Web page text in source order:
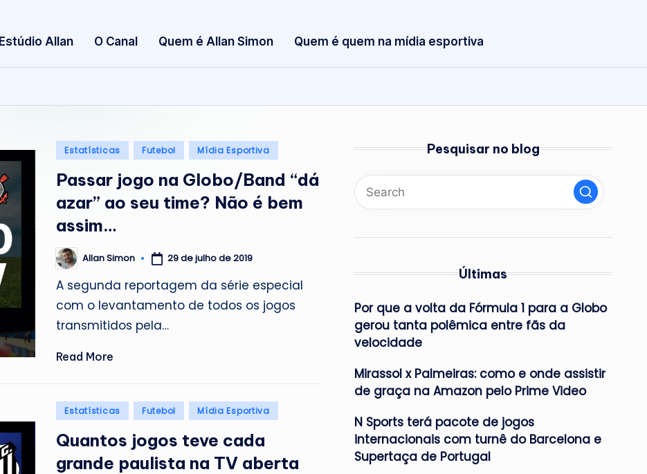
i
o
n
Estúdio Allan O Canal Quem é Allan Simon Quem é quem na mídia esportiva
Posted
Estatísticas Futebol Mídia Esportiva
Passar jogo na Globo/Band “dá
azar” ao seu time? Não é bem
assim…
Posted
by
Allan Simon 29 de julho de 2019
A segunda reportagem da série especial
com o levantamento de todos os jogos
transmitidos pela…
Read More
Posted
Estatísticas Futebol Mídia Esportiva
Quantos jogos teve cada
grande paulista na TV aberta
Pesquisar no blog
Últimas
Por que a volta da Fórmula 1 para a Globo
gerou tanta polêmica entre fãs da
velocidade
Mirassol x Palmeiras: como e onde assistir
de graça na Amazon pelo Prime Video
N Sports terá pacote de jogos
internacionais com turnê do Barcelona e
Supertaça de Portugal